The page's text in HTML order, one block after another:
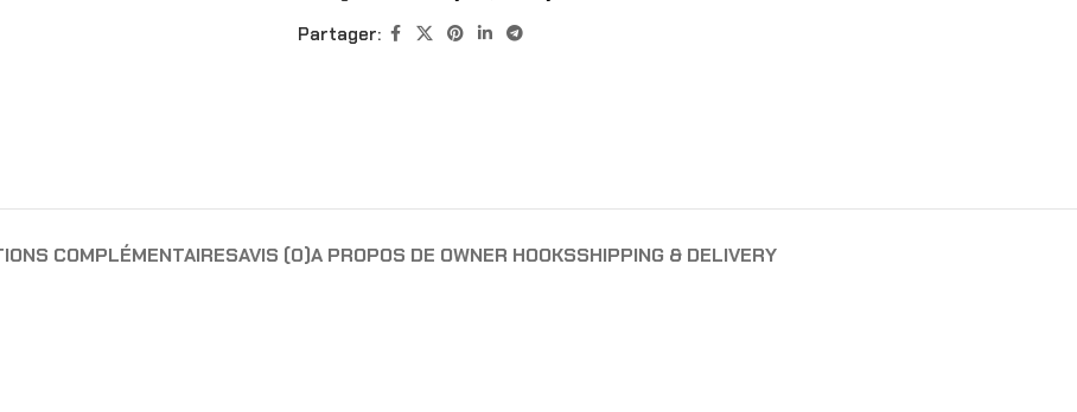
Partager:
COMPLÉMENTAIRESAVIS (0)A PROPOS DE OWNER HOOKSSHIPPING & DELIVERY